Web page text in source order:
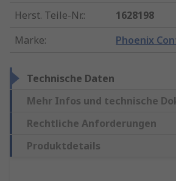
Herst. Teile-Nr.:
1628198
Marke: Phoenix
Technische Daten
Mehr Infos und technische
Rechtliche Anforderungen
Produktdetails